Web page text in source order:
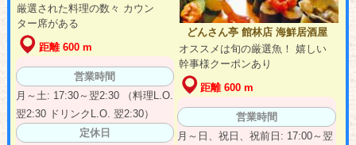
厳選された料理の数々 カウン
ター席がある
距離 600 m
営業時間
月～土: 17:30～翌2:30 （料理L.O.
翌2:30 ドリンクL.O. 翌2:30）
定休日
どんさん亭 館林店 海鮮居酒屋
オススメは旬の厳選魚！ 嬉しい
幹事様クーポンあり
距離 600 m
営業時間
月～日、祝日、祝前日: 17:00～翌